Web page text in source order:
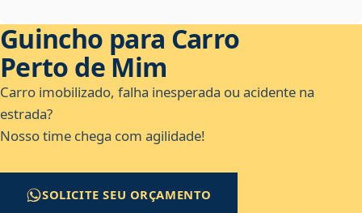
Guincho para Carro
Perto de Mim
Carro imobilizado, falha inesperada ou acidente na
estrada?
Nosso time chega com agilidade!
SOLICITE SEU ORÇAMENTO